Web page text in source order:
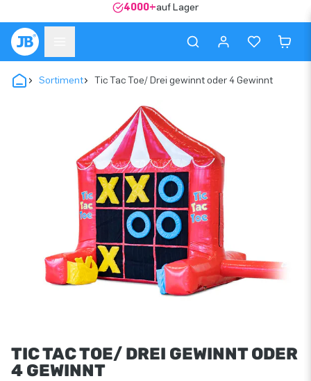
4000+auf Lager
Sortiment Tic Tac Toe/ Drei gewinnt oder 4 Gewinnt
TIC TAC TOE/ DREI GEWINNT ODER
4 GEWINNT